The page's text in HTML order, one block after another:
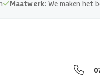
Maatwerk: We maken het